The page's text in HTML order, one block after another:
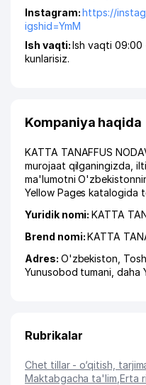
Instagram:https://
igshid=YmM
Ish vaqti:Ish vaqti 09:00
kunlarisiz.
Kompaniya haqida
KATTA TANAFFUS
murojaat qilganingizda,
ma'lumotni
Yellow Pages katalogida
Yuridik nomi:KATTA
Brend nomi:KATTA
Adres: O'zbekiston,
Yunusobod tumani ,daha
Rubrikalar
Chet tillar - o‘qitish,
Maktabgacha ta'lim ,Erta